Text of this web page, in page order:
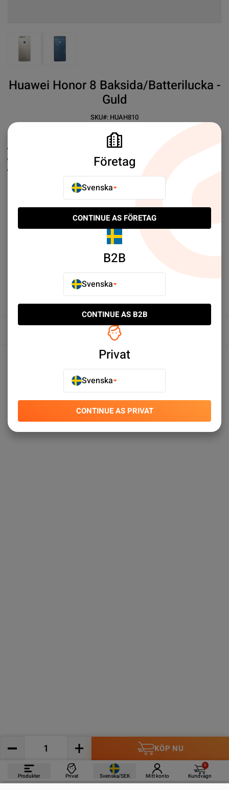
View larger imageView larger image
Huawei Honor 8 Baksida/Batterilucka -
Guld
SKU#: HUAH810
SEK 59.00 6
KÖP NU
E-POSTA TILL EN VÄN
Översikt
Produktspecifikationer
Produkter Privat Svenska/SEK Mitt konto
0
Kundvagn
Företag
Svenska
CONTINUE AS FÖRETAG
B2B
Svenska
CONTINUE AS B2B
Privat
Svenska
CONTINUE AS PRIVAT